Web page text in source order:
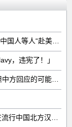
，违宪了！」